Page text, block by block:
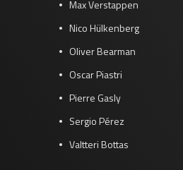
Max Verstappen
Nico Hülkenberg
Oliver Bearman
Oscar Piastri
Pierre Gasly
Sergio Pérez
Valtteri Bottas